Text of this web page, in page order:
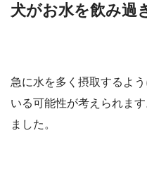
犬がお水を飲み過
急に水を多く摂取するよ
いる可能性が考えられま
ました。